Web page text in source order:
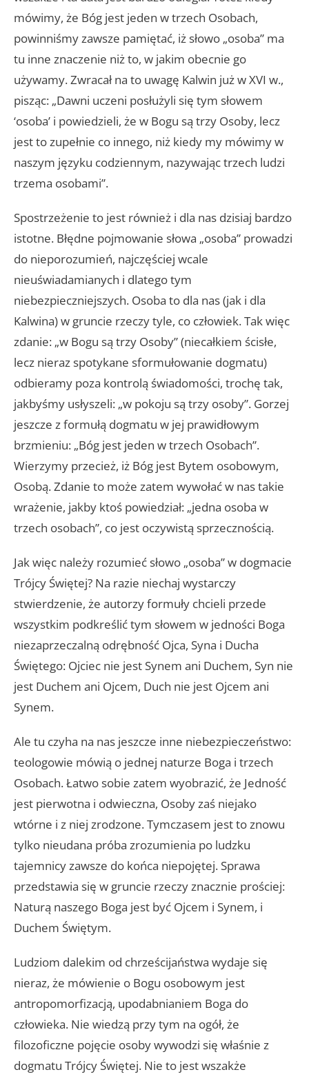
mówimy, że Bóg jest jeden w trzech Osobach,
powinniśmy zawsze pamiętać, iż słowo „osoba” ma
tu inne znaczenie niż to, w jakim obecnie go
używamy. Zwracał na to uwagę Kalwin już w XVI w.,
pisząc: „Dawni uczeni posłużyli się tym słowem
‘osoba’ i powiedzieli, że w Bogu są trzy Osoby, lecz
jest to zupełnie co innego, niż kiedy my mówimy w
naszym języku codziennym, nazywając trzech ludzi
trzema osobami”.
Spostrzeżenie to jest również i dla nas dzisiaj bardzo
istotne. Błędne pojmowanie słowa „osoba” prowadzi
do nieporozumień, najczęściej wcale
nieuświadamianych i dlatego tym
niebezpieczniejszych. Osoba to dla nas (jak i dla
Kalwina) w gruncie rzeczy tyle, co człowiek. Tak więc
zdanie: „w Bogu są trzy Osoby” (niecałkiem ścisłe,
lecz nieraz spotykane sformułowanie dogmatu)
odbieramy poza kontrolą świadomości, trochę tak,
jakbyśmy usłyszeli: „w pokoju są trzy osoby”. Gorzej
jeszcze z formułą dogmatu w jej prawidłowym
brzmieniu: „Bóg jest jeden w trzech Osobach”.
Wierzymy przecież, iż Bóg jest Bytem osobowym,
Osobą. Zdanie to może zatem wywołać w nas takie
wrażenie, jakby ktoś powiedział: „jedna osoba w
trzech osobach”, co jest oczywistą sprzecznością.
Jak więc należy rozumieć słowo „osoba” w dogmacie
Trójcy Świętej? Na razie niechaj wystarczy
stwierdzenie, że autorzy formuły chcieli przede
wszystkim podkreślić tym słowem w jedności Boga
niezaprzeczalną odrębność Ojca, Syna i Ducha
Świętego: Ojciec nie jest Synem ani Duchem, Syn nie
jest Duchem ani Ojcem, Duch nie jest Ojcem ani
Synem.
Ale tu czyha na nas jeszcze inne niebezpieczeństwo:
teologowie mówią o jednej naturze Boga i trzech
Osobach. Łatwo sobie zatem wyobrazić, że Jedność
jest pierwotna i odwieczna, Osoby zaś niejako
wtórne i z niej zrodzone. Tymczasem jest to znowu
tylko nieudana próba zrozumienia po ludzku
tajemnicy zawsze do końca niepojętej. Sprawa
przedstawia się w gruncie rzeczy znacznie prościej:
Naturą naszego Boga jest być Ojcem i Synem, i
Duchem Świętym.
Ludziom dalekim od chrześcijaństwa wydaje się
nieraz, że mówienie o Bogu osobowym jest
antropomorfizacją, upodabnianiem Boga do
człowieka. Nie wiedzą przy tym na ogół, że
filozoficzne pojęcie osoby wywodzi się właśnie z
dogmatu Trójcy Świętej. Nie to jest wszakże